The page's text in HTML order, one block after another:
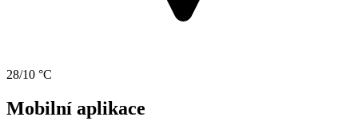
28/10 °C
Mobilní aplikace